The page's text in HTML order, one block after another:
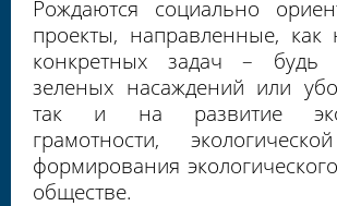
Рождаются социально
проекты, направленные,
конкретных задач – будь
зеленых насаждений или
так и на развитие
грамотности,
формирования
обществе.